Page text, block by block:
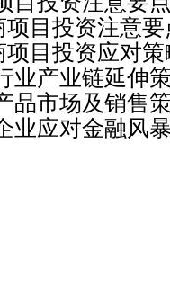
投资注意要
投资应对策
产业链延伸
市场及销售
应对金融风